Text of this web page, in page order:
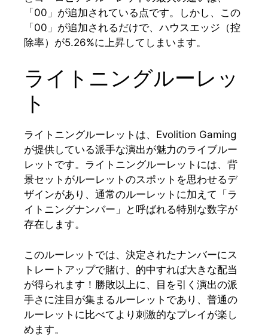
「00」が追加されている点です。しかし、この
「00」が追加されるだけで、ハウスエッジ（控
除率）が5.26%に上昇してしまいます。
ライトニングルーレッ
ト
ライトニングルーレットは、Evolition Gaming
が提供している派手な演出が魅力のライブルー
レットです。ライトニングルーレットには、背
景セットがルーレットのスポットを思わせるデ
ザインがあり、通常のルーレットに加えて「ラ
イトニングナンバー」と呼ばれる特別な数字が
存在します。
このルーレットでは、決定されたナンバーにス
トレートアップで賭け、的中すれば大きな配当
が得られます！勝敗以上に、目を引く演出の派
手さに注目が集まるルーレットであり、普通の
ルーレットに比べてより刺激的なプレイが楽し
めます。